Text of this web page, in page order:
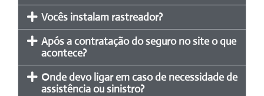
Vocês instalam rastreador?
Após a contratação do seguro no site o que
acontece?
Onde devo ligar em caso de necessidade de
assistência ou sinistro?